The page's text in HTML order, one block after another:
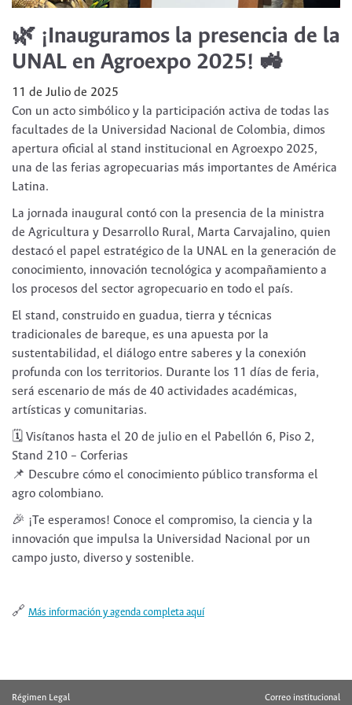
🌿 ¡Inauguramos la presencia de la
UNAL en Agroexpo 2025! 🚜
11 de Julio de 2025
Con un acto simbólico y la participación activa de todas las
facultades de la Universidad Nacional de Colombia, dimos
apertura oficial al stand institucional en Agroexpo 2025,
una de las ferias agropecuarias más importantes de América
Latina.
La jornada inaugural contó con la presencia de la ministra
de Agricultura y Desarrollo Rural, Marta Carvajalino, quien
destacó el papel estratégico de la UNAL en la generación de
conocimiento, innovación tecnológica y acompañamiento a
los procesos del sector agropecuario en todo el país.
El stand, construido en guadua, tierra y técnicas
tradicionales de bareque, es una apuesta por la
sustentabilidad, el diálogo entre saberes y la conexión
profunda con los territorios. Durante los 11 días de feria,
será escenario de más de 40 actividades académicas,
artísticas y comunitarias.
🗓️ Visítanos hasta el 20 de julio en el Pabellón 6, Piso 2,
Stand 210 – Corferias
📌 Descubre cómo el conocimiento público transforma el
agro colombiano.
🎉 ¡Te esperamos! Conoce el compromiso, la ciencia y la
innovación que impulsa la Universidad Nacional por un
campo justo, diverso y sostenible.
🔗 Más información y agenda completa aquí
Régimen Legal Correo institucional